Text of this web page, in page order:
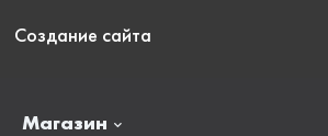
Магазин
Создание сайта